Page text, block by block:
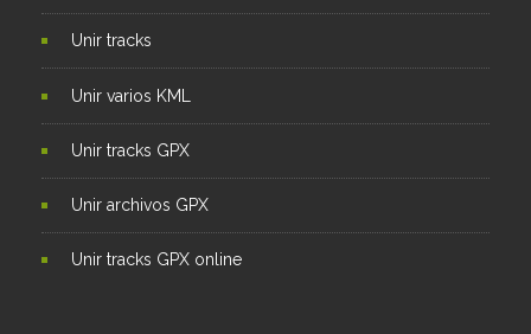
Unir tracks
Unir varios KML
Unir tracks GPX
Unir archivos GPX
Unir tracks GPX online